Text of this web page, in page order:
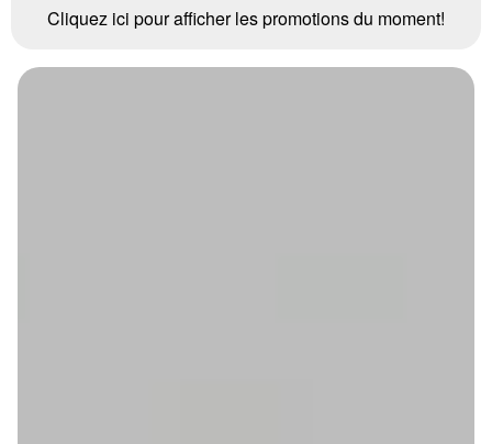
Cliquez ici pour afficher les promotions du moment!